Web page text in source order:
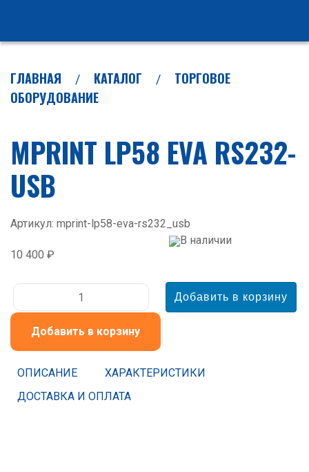
ГЛАВНАЯ КАТАЛОГ
ТОРГОВОЕ
ОБОРУДОВАНИЕ
MPRINT LP58 EVA RS232-
USB
Артикул: mprint-lp58-eva-rs232_usb
В наличии
10 400 ₽
Добавить в корзину
ОПИСАНИЕ
ХАРАКТЕРИСТИКИ
ДОСТАВКА И ОПЛАТА